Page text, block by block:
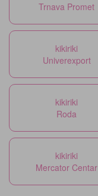
Trnava Promet
kikiriki
Univerexport
kikiriki
Roda
kikiriki
Mercator Centar